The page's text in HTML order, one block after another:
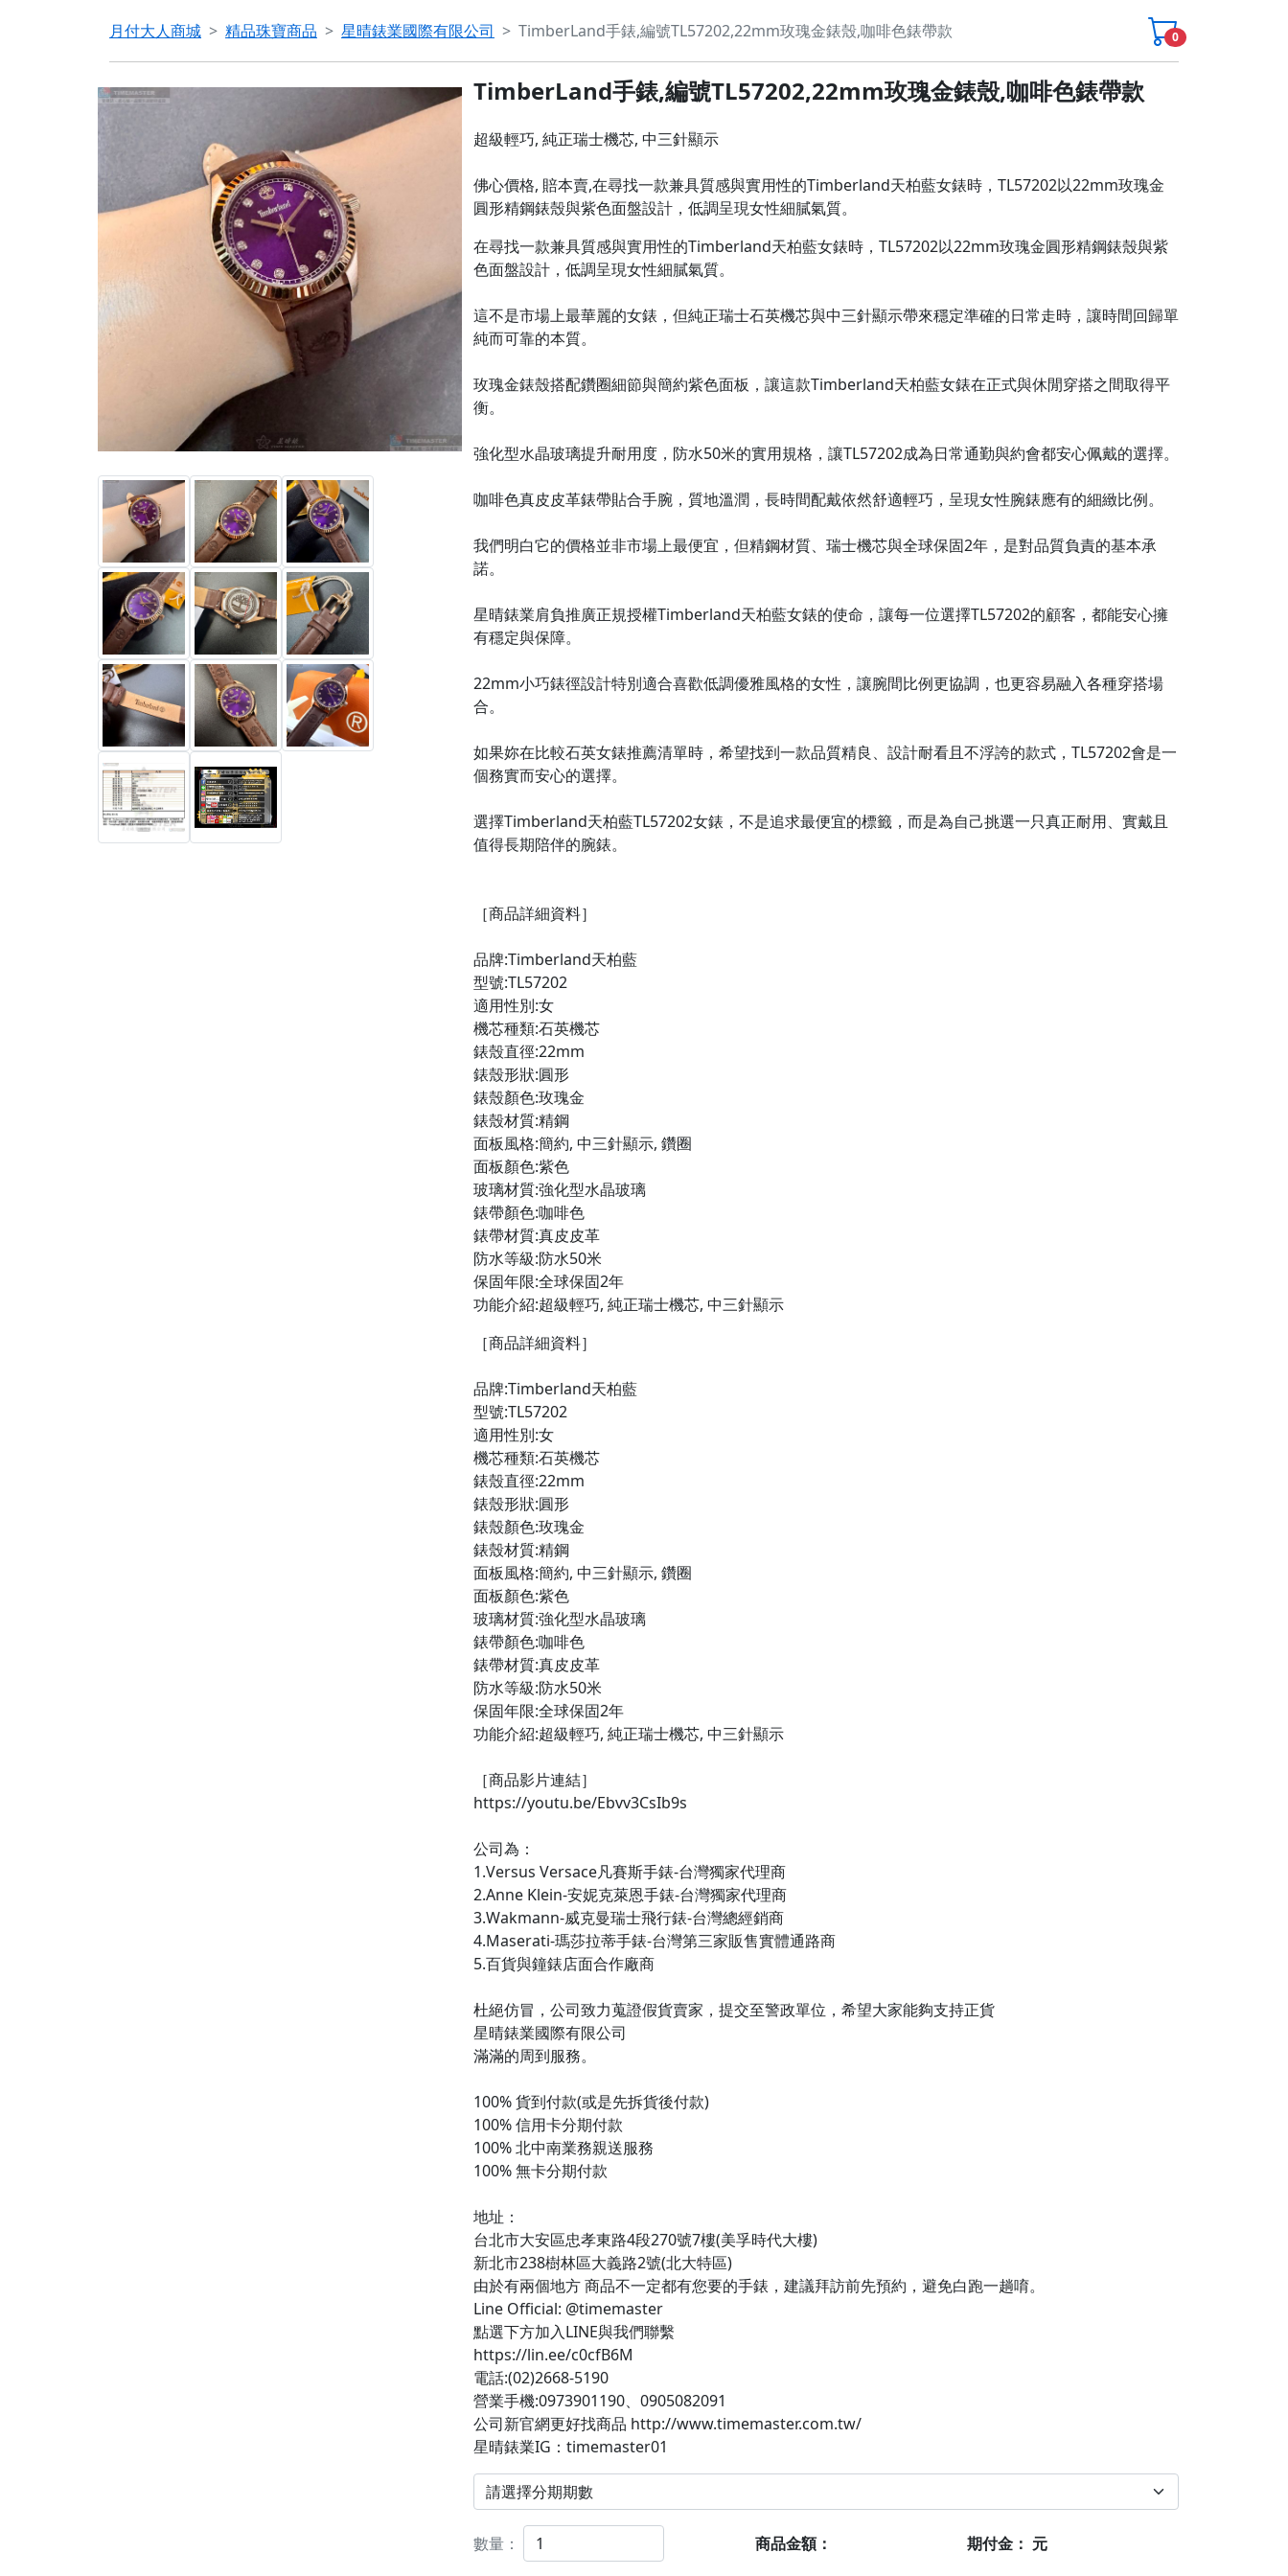
月付大人商城 精品珠寶商品 星晴錶業國際有限公司 TimberLand手錶,編號TL57202,22mm玫瑰金錶殼,咖啡色錶帶款 0
TimberLand手錶,編號TL57202,22mm玫瑰金錶殼,咖啡色錶帶款
超級輕巧, 純正瑞士機芯, 中三針顯示
佛心價格, 賠本賣,在尋找一款兼具質感與實用性的Timberland天柏藍女錶時，TL57202以22mm玫瑰金
圓形精鋼錶殼與紫色面盤設計，低調呈現女性細膩氣質。
在尋找一款兼具質感與實用性的Timberland天柏藍女錶時，TL57202以22mm玫瑰金圓形精鋼錶殼與紫
色面盤設計，低調呈現女性細膩氣質。
這不是市場上最華麗的女錶，但純正瑞士石英機芯與中三針顯示帶來穩定準確的日常走時，讓時間回歸單
純而可靠的本質。
玫瑰金錶殼搭配鑽圈細節與簡約紫色面板，讓這款Timberland天柏藍女錶在正式與休閒穿搭之間取得平
衡。
強化型水晶玻璃提升耐用度，防水50米的實用規格，讓TL57202成為日常通勤與約會都安心佩戴的選擇。
咖啡色真皮皮革錶帶貼合手腕，質地溫潤，長時間配戴依然舒適輕巧，呈現女性腕錶應有的細緻比例。
我們明白它的價格並非市場上最便宜，但精鋼材質、瑞士機芯與全球保固2年，是對品質負責的基本承
諾。
星晴錶業肩負推廣正規授權Timberland天柏藍女錶的使命，讓每一位選擇TL57202的顧客，都能安心擁
有穩定與保障。
22mm小巧錶徑設計特別適合喜歡低調優雅風格的女性，讓腕間比例更協調，也更容易融入各種穿搭場
合。
如果妳在比較石英女錶推薦清單時，希望找到一款品質精良、設計耐看且不浮誇的款式，TL57202會是一
個務實而安心的選擇。
選擇Timberland天柏藍TL57202女錶，不是追求最便宜的標籤，而是為自己挑選一只真正耐用、實戴且
值得長期陪伴的腕錶。
［商品詳細資料］
品牌:Timberland天柏藍
型號:TL57202
適用性別:女
機芯種類:石英機芯
錶殼直徑:22mm
錶殼形狀:圓形
錶殼顏色:玫瑰金
錶殼材質:精鋼
面板風格:簡約, 中三針顯示, 鑽圈
面板顏色:紫色
玻璃材質:強化型水晶玻璃
錶帶顏色:咖啡色
錶帶材質:真皮皮革
防水等級:防水50米
保固年限:全球保固2年
功能介紹:超級輕巧, 純正瑞士機芯, 中三針顯示
［商品詳細資料］
品牌:Timberland天柏藍
型號:TL57202
適用性別:女
機芯種類:石英機芯
錶殼直徑:22mm
錶殼形狀:圓形
錶殼顏色:玫瑰金
錶殼材質:精鋼
面板風格:簡約, 中三針顯示, 鑽圈
面板顏色:紫色
玻璃材質:強化型水晶玻璃
錶帶顏色:咖啡色
錶帶材質:真皮皮革
防水等級:防水50米
保固年限:全球保固2年
功能介紹:超級輕巧, 純正瑞士機芯, 中三針顯示
［商品影片連結］
https://youtu.be/Ebvv3CsIb9s
公司為：
1.Versus Versace凡賽斯手錶-台灣獨家代理商
2.Anne Klein-安妮克萊恩手錶-台灣獨家代理商
3.Wakmann-威克曼瑞士飛行錶-台灣總經銷商
4.Maserati-瑪莎拉蒂手錶-台灣第三家販售實體通路商
5.百貨與鐘錶店面合作廠商
杜絕仿冒，公司致力蒐證假貨賣家，提交至警政單位，希望大家能夠支持正貨
星晴錶業國際有限公司
滿滿的周到服務。
100% 貨到付款(或是先拆貨後付款)
100% 信用卡分期付款
100% 北中南業務親送服務
100% 無卡分期付款
地址：
台北市大安區忠孝東路4段270號7樓(美孚時代大樓)
新北市238樹林區大義路2號(北大特區)
由於有兩個地方 商品不一定都有您要的手錶，建議拜訪前先預約，避免白跑一趟唷。
Line Official: @timemaster
點選下方加入LINE與我們聯繫
https://lin.ee/c0cfB6M
電話:(02)2668-5190
營業手機:0973901190、0905082091
公司新官網更好找商品 http://www.timemaster.com.tw/
星晴錶業IG：timemaster01
數量： 商品金額： 期付金： 元